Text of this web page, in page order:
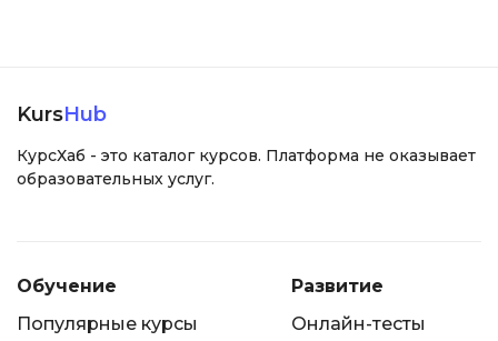
KursHub
КурсХаб - это каталог курсов. Платформа не оказывает
образовательных услуг.
Обучение
Популярные курсы
Развитие
Онлайн-тесты